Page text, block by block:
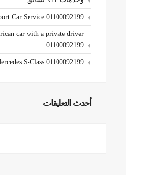
Car Service 01100092199
car with a private driver
01100092199
S-Class 01100092199
أحدث التعليقات